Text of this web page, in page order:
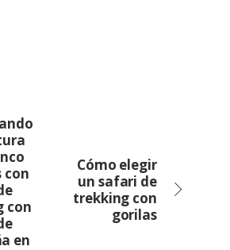
con
con
en
Cómo elegir
un safari de
trekking con
gorilas